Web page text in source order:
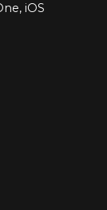
iOS